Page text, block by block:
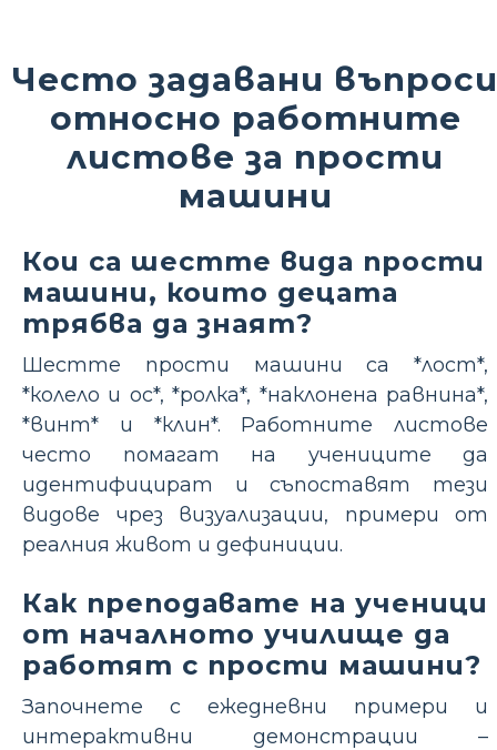
Често задавани въпроси
относно работните
листове за прости
машини
Кои са шестте вида прости
машини, които децата
трябва да знаят?
Шестте прости машини са *лост*,
*колело и ос*, *ролка*, *наклонена равнина*,
*винт* и *клин*. Работните листове
често помагат на учениците да
идентифицират и съпоставят тези
видове чрез визуализации, примери от
реалния живот и дефиниции.
Как преподавате на ученици
от началното училище да
работят с прости машини?
Започнете с ежедневни примери и
интерактивни демонстрации –